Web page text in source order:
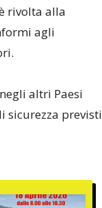
rivolta alla
agli
altri Paesi
sicurezza previsti